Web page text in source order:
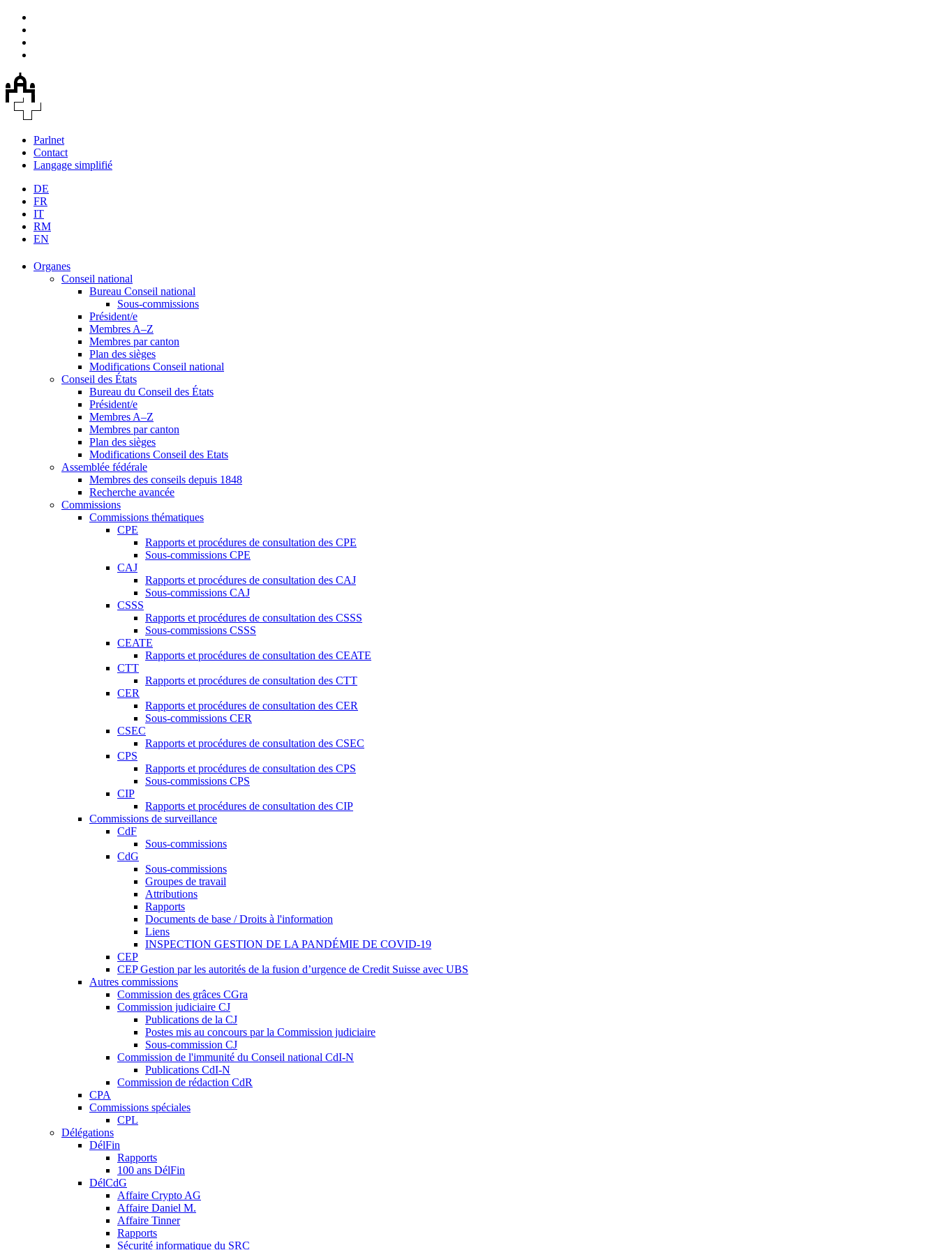
Parlnet
Contact
Langage simplifié
DE
FR
IT
RM
EN
Organes
Conseil national
Bureau Conseil national
Sous-commissions
Président/e
Membres A–Z
Membres par canton
Plan des sièges
Modifications Conseil national
Conseil des États
Bureau du Conseil des États
Président/e
Membres A–Z
Membres par canton
Plan des sièges
Modifications Conseil des Etats
Assemblée fédérale
Membres des conseils depuis 1848
Recherche avancée
Commissions
Commissions thématiques
CPE
Rapports et procédures de consultation des CPE
Sous-commissions CPE
CAJ
Rapports et procédures de consultation des CAJ
Sous-commissions CAJ
CSSS
Rapports et procédures de consultation des CSSS
Sous-commissions CSSS
CEATE
Rapports et procédures de consultation des CEATE
CTT
Rapports et procédures de consultation des CTT
CER
Rapports et procédures de consultation des CER
Sous-commissions CER
CSEC
Rapports et procédures de consultation des CSEC
CPS
Rapports et procédures de consultation des CPS
Sous-commissions CPS
CIP
Rapports et procédures de consultation des CIP
Commissions de surveillance
CdF
Sous-commissions
CdG
Sous-commissions
Groupes de travail
Attributions
Rapports
Documents de base / Droits à l'information
Liens
INSPECTION GESTION DE LA PANDÉMIE DE COVID-19
CEP
CEP Gestion par les autorités de la fusion d’urgence de Credit Suisse avec UBS
Autres commissions
Commission des grâces CGra
Commission judiciaire CJ
Publications de la CJ
Postes mis au concours par la Commission judiciaire
Sous-commission CJ
Commission de l'immunité du Conseil national CdI-N
Publications CdI-N
Commission de rédaction CdR
CPA
Commissions spéciales
CPL
Délégations
DélFin
Rapports
100 ans DélFin
DélCdG
Affaire Crypto AG
Affaire Daniel M.
Affaire Tinner
Rapports
Sécurité informatique du SRC